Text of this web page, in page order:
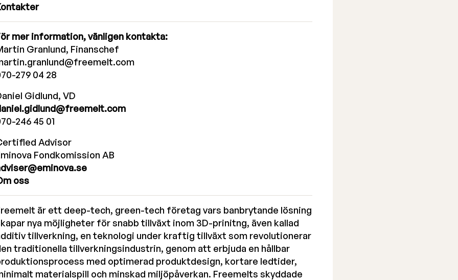
mer information, vänligen kontakta:
Granlund, Finanschef
279 04 28
Gidlund, VD
246 45 01
Advisor
Fondkomission AB
oss
är ett deep-tech, green-tech företag vars banbrytande lösning
nya möjligheter för snabb tillväxt inom 3D-prinitng, även kallad
tillverkning, en teknologi under kraftig tillväxt som revolutionerar
traditionella tillverkningsindustrin, genom att erbjuda en hållbar
med optimerad produktdesign, kortare ledtider,
materialspill och minskad miljöpåverkan. Freemelts skyddade